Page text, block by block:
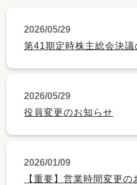
2026/05/29
第41期定時株主総会決議
2026/05/29
役員変更のお知らせ
2026/01/09
【重要】営業時間変更